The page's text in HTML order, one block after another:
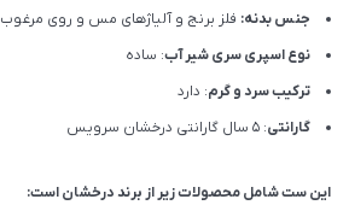
جنس بدنه: فلز برنج و آلیاژهای مس و روی مرغوب
نوع اسپری سری شیر آب: ساده
ترکیب سرد و گرم: دارد
گارانتی: 5 سال گارانتی درخشان سرویس
این ست شامل محصولات زیر از برند درخشان است: